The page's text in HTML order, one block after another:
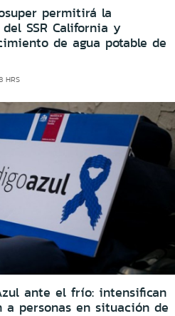
permitirá la
SSR California y
de agua potable de
HRS
ante el frío: intensifican
personas en situación de